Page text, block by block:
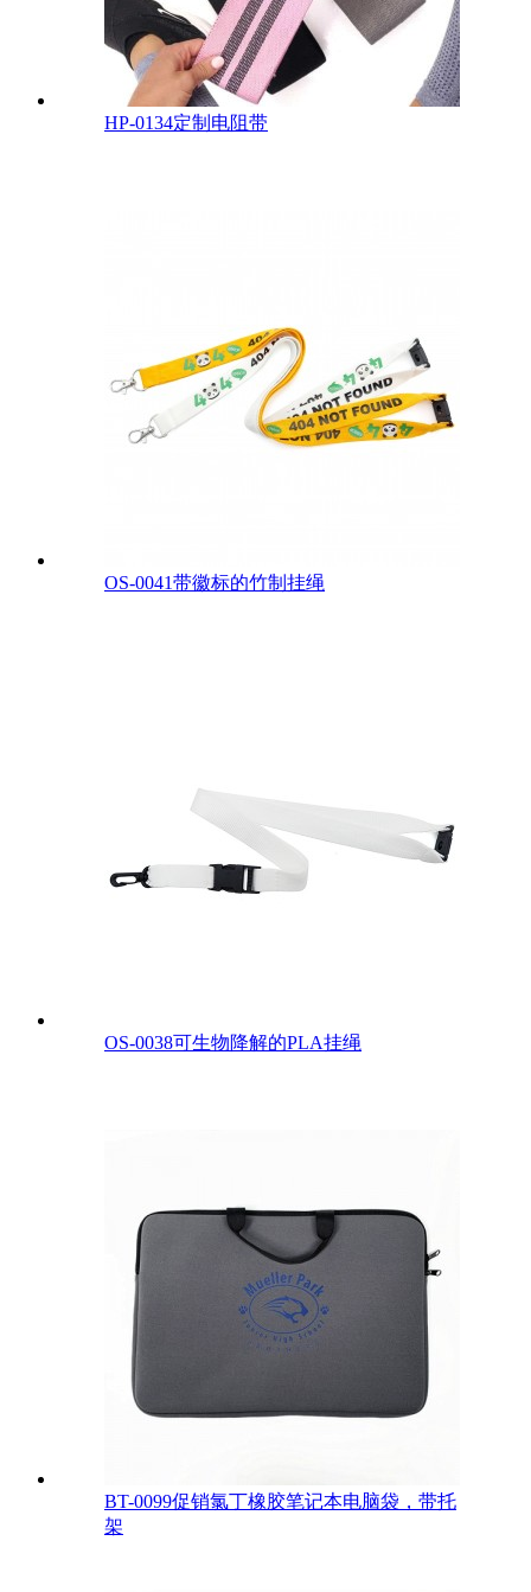
HP-0134定制电阻带
OS-0041带徽标的竹制挂绳
OS-0038可生物降解的PLA挂绳
BT-0099促销氯丁橡胶笔记本电脑袋，带托
架